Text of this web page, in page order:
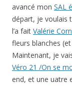
avancé mon SAL
départ, je voulais
l’a fait Valérie
fleurs blanches
Maintenant, je
Véro 21 /On se
end, et une uatre